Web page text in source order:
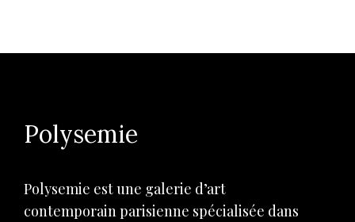
Polysemie
Polysemie est une galerie d’art
contemporain parisienne spécialisée dans